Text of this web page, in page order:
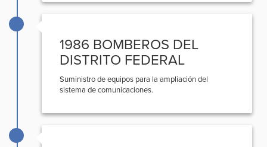
1986 BOMBEROS DEL
DISTRITO FEDERAL
Suministro de equipos para la ampliación del
sistema de comunicaciones.